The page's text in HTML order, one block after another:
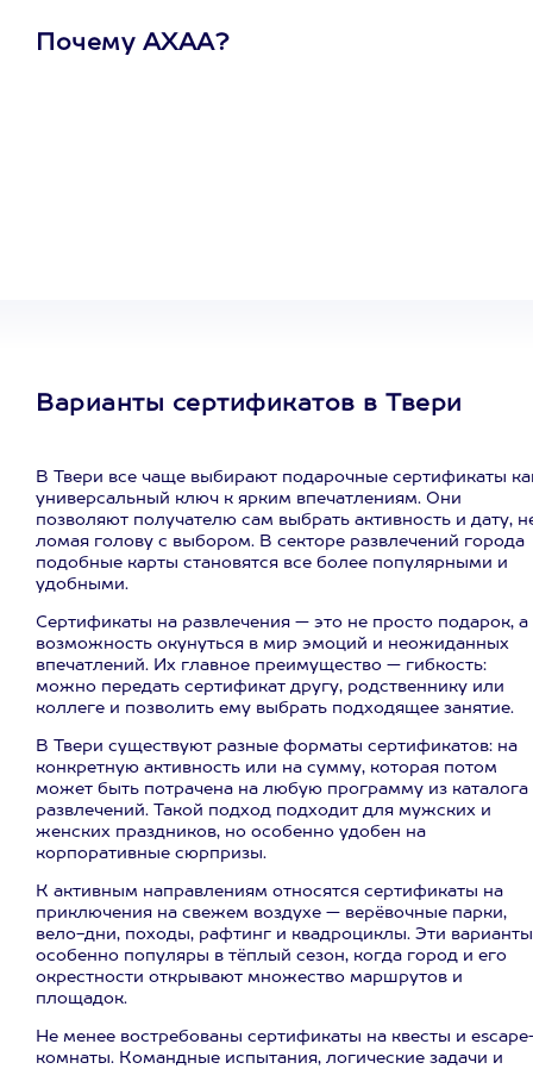
Почему АХАА?
Варианты сертификатов в Твери
В Твери все чаще выбирают подарочные сертификаты
универсальный ключ к ярким впечатлениям. Они
позволяют получателю сам выбрать активность и дату,
ломая голову с выбором. В секторе развлечений города
подобные карты становятся все более популярными и
удобными.
Сертификаты на развлечения — это не просто подарок, а
возможность окунуться в мир эмоций и неожиданных
впечатлений. Их главное преимущество — гибкость:
можно передать сертификат другу, родственнику или
коллеге и позволить ему выбрать подходящее занятие.
В Твери существуют разные форматы сертификатов: на
конкретную активность или на сумму, которая потом
может быть потрачена на любую программу из каталога
развлечений. Такой подход подходит для мужских и
женских праздников, но особенно удобен на
корпоративные сюрпризы.
К активным направлениям относятся сертификаты на
приключения на свежем воздухе — верёвочные парки,
вело-дни, походы, рафтинг и квадроциклы. Эти варианты
особенно популяры в тёплый сезон, когда город и его
окрестности открывают множество маршрутов и
площадок.
Не менее востребованы сертификаты на квесты и
комнаты. Командные испытания, логические задачи и